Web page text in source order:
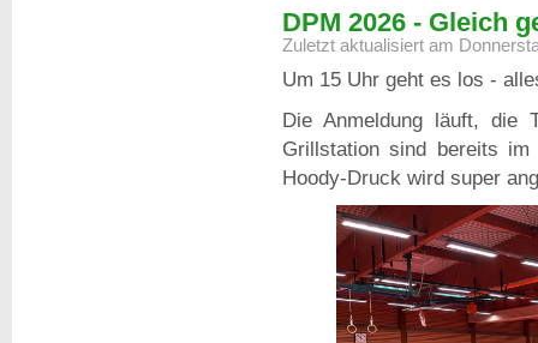
DPM 2026 - Gleich
Zuletzt aktualisiert am
Um 15 Uhr geht es los -
Die Anmeldung läuft, die
Grillstation sind bereits
Hoody-Druck wird super